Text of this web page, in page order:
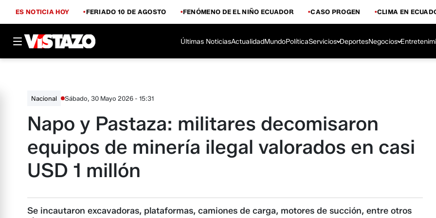
ES NOTICIA HOY FERIADO 10 DE AGOSTO FENÓMENO DE EL NIÑO ECUADOR CASO PROGEN CLIMA EN
Últimas NoticiasActualidadMundoPolíticaServicios DeportesNegocios
Nacional Sábado, 30 Mayo 2026 - 15:31
Napo y Pastaza: militares decomisaron
equipos de minería ilegal valorados en casi
USD 1 millón
Se incautaron excavadoras, plataformas, camiones de carga, motores de succión, entre otros